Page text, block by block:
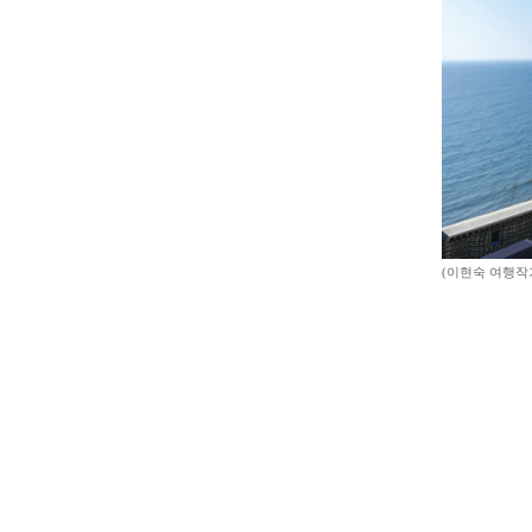
(이현숙 여행작